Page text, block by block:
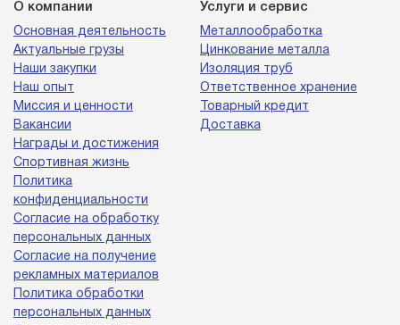
О компании
Основная деятельность
Актуальные грузы
Наши закупки
Наш опыт
Миссия и ценности
Вакансии
Награды и достижения
Спортивная жизнь
Политика
конфиденциальности
Согласие на обработку
персональных данных
Согласие на получение
рекламных материалов
Политика обработки
персональных данных
Услуги и сервис
Металлообработка
Цинкование металла
Изоляция труб
Ответственное хранение
Товарный кредит
Доставка